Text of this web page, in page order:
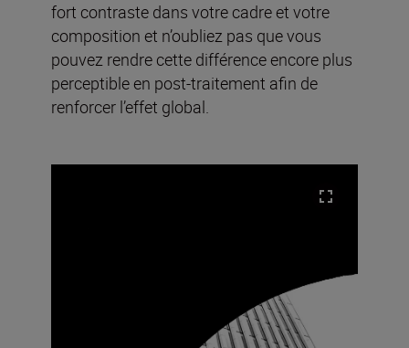
fort contraste dans votre cadre et votre
composition et n’oubliez pas que vous
pouvez rendre cette différence encore plus
perceptible en post-traitement afin de
renforcer l’effet global.